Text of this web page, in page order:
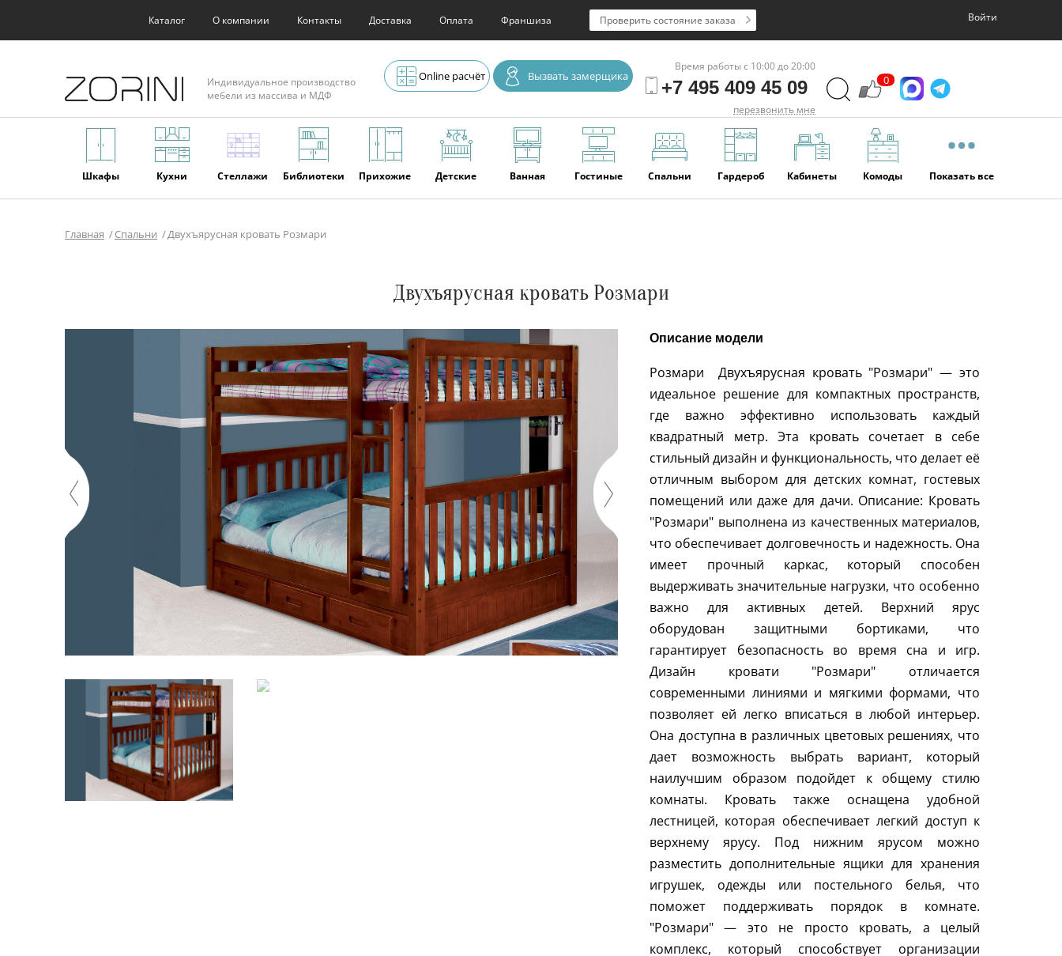
Каталог О компании Контакты Доставка Оплата Франшиза Войти
Проверить состояние заказа
Индивидуальное производство
мебели из массива и МДФ
Online расчёт Вызвать замерщика
Время работы с 10:00 до 20:00
+7 495 409 45 09
перезвонить мне
0
Шкафы Кухни Стеллажи Библиотеки Прихожие Детские Ванная Гостиные Спальни Гардероб Кабинеты Комоды Показать все
Главная Спальни Двухъярусная кровать Розмари
Двухъярусная кровать Розмари
Описание модели
Розмари Двухъярусная кровать "Розмари" — это
идеальное решение для компактных пространств,
где важно эффективно использовать каждый
квадратный метр. Эта кровать сочетает в себе
стильный дизайн и функциональность, что делает её
отличным выбором для детских комнат, гостевых
помещений или даже для дачи. Описание: Кровать
"Розмари" выполнена из качественных материалов,
что обеспечивает долговечность и надежность. Она
имеет прочный каркас, который способен
выдерживать значительные нагрузки, что особенно
важно для активных детей. Верхний ярус
оборудован защитными бортиками, что
гарантирует безопасность во время сна и игр.
Дизайн кровати "Розмари" отличается
современными линиями и мягкими формами, что
позволяет ей легко вписаться в любой интерьер.
Она доступна в различных цветовых решениях, что
дает возможность выбрать вариант, который
наилучшим образом подойдет к общему стилю
комнаты. Кровать также оснащена удобной
лестницей, которая обеспечивает легкий доступ к
верхнему ярусу. Под нижним ярусом можно
разместить дополнительные ящики для хранения
игрушек, одежды или постельного белья, что
поможет поддерживать порядок в комнате.
"Розмари" — это не просто кровать, а целый
комплекс, который способствует организации